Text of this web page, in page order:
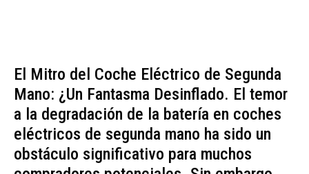
El Mitro del Coche Eléctrico de Segunda
Mano: ¿Un Fantasma Desinflado. El temor
a la degradación de la batería en coches
eléctricos de segunda mano ha sido un
obstáculo significativo para muchos